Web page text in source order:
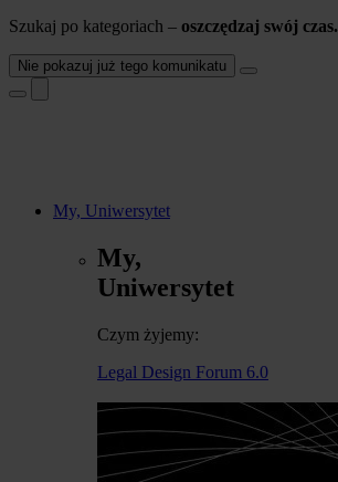
Szukaj po kategoriach – oszczędzaj swój czas.
Nie pokazuj już tego komunikatu
My, Uniwersytet
My,
Uniwersytet
Czym żyjemy:
Legal Design Forum 6.0